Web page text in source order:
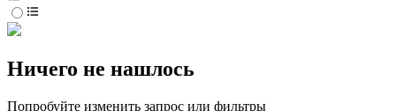
Ничего не нашлось
Попробуйте изменить запрос или фильтры